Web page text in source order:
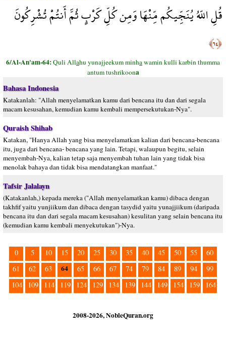
قُلِ اللّهُ يُنَجِّيكُم مِّنْهَا وَمِن كُلِّ كَرْبٍ ثُمَّ أَنتُمْ تُشْرِكُونَ
﴿٦٤﴾
6/Al-An'am-64:Quli Allahu yunajjeekum minhawamin kulli karbin thumma
antum tushrikoona
Bahasa Indonesia
Katakanlah: "Allah menyelamatkan kamu dari bencana itu dan dari segala
macam kesusahan, kemudian kamu kembali mempersekutukan-Nya".
Quraish Shihab
Katakan, "Hanya Allah yang bisa menyelamatkan kalian dari bencana-bencana
itu, juga dari bencana- bencana yang lain. Tetapi, walaupun begitu, selain
menyembah-Nya, kalian tetap saja menyembah tuhan lain yang tidak bisa
menolak bahaya dan tidak bisa mendatangkan manfaat."
Tafsir Jalalayn
(Katakanlah,) kepada mereka ("Allah menyelamatkan kamu) dibaca dengan
takhfif yaitu yunjiikum dan dibaca dengan tasydid yaitu yunajjiikum (daripada
bencana itu dan dari segala macam kesusahan) kesulitan yang selain bencana itu
(kemudian kamu kembali menyekutukan")-Nya.
0 5 10 15 20 25 30 35 40 45 50 55
60
61
62 63 64 65 66 67 74 79 84 89 94
99
104
109 114 119 124 129 134 139 144 149 154 159 164
2008-2026, NobleQuran.org